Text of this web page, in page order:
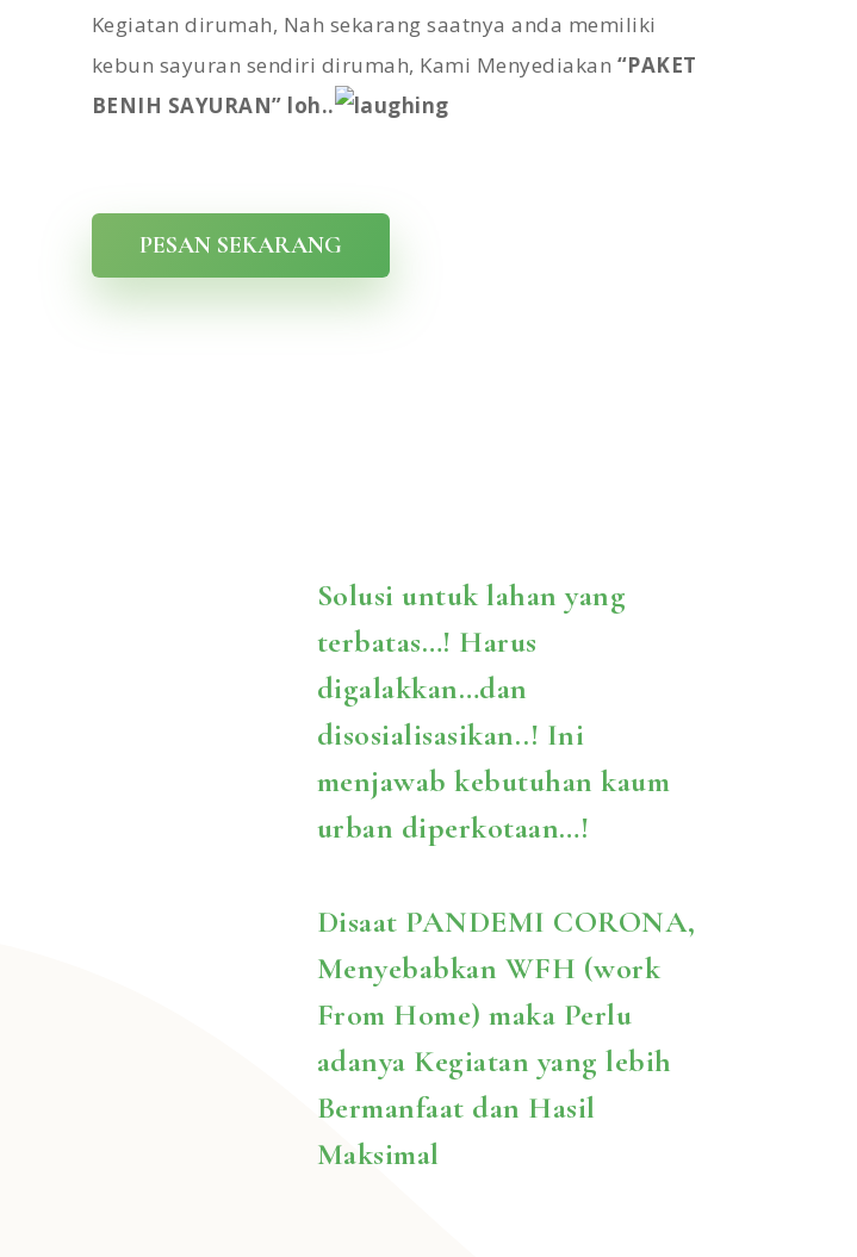
Kegiatan dirumah, Nah sekarang saatnya anda memiliki
kebun sayuran sendiri dirumah, Kami Menyediakan “PAKET
BENIH SAYURAN” loh..
PESAN SEKARANG
Solusi untuk lahan yang
terbatas…! Harus
digalakkan…dan
disosialisasikan..! Ini
menjawab kebutuhan kaum
urban diperkotaan…!
Disaat PANDEMI CORONA,
Menyebabkan WFH (work
From Home) maka Perlu
adanya Kegiatan yang lebih
Bermanfaat dan Hasil
Maksimal